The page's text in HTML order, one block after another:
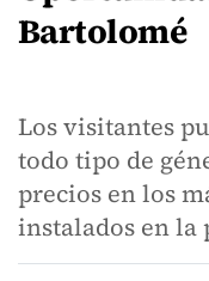
Bartolomé
Los visitantes
todo tipo de
precios en los
instalados en la